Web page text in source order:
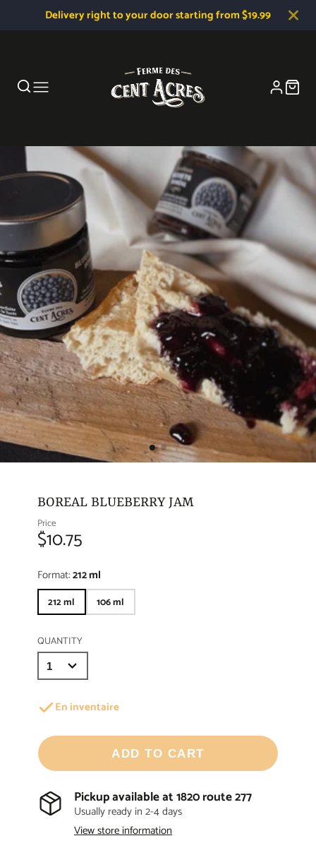
Delivery right to your door starting from $19.99
BOREAL BLUEBERRY JAM
Price
$10.75
Format:212 ml
212 ml 106 ml
QUANTITY
En inventaire
ADD TO CART
Pickup available at1820 route 277
Usually ready in 2-4 days
View store information